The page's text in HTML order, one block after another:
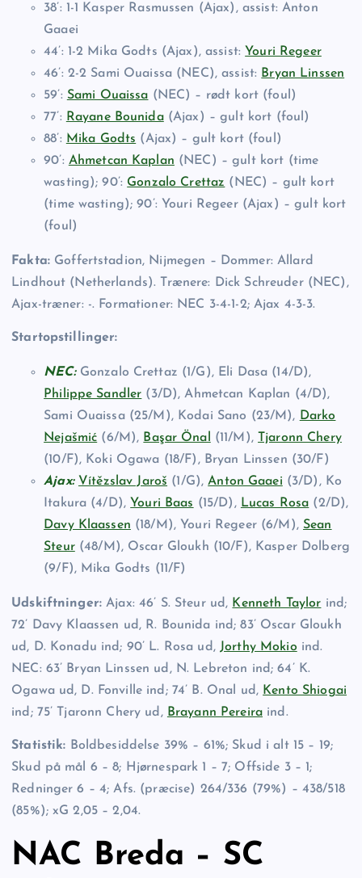
38’: 1-1 Kasper Rasmussen (Ajax), assist: Anton
Gaaei
44’: 1-2 Mika Godts (Ajax), assist: Youri Regeer
46’: 2-2 Sami Ouaissa (NEC), assist: Bryan Linssen
59’: Sami Ouaissa (NEC) – rødt kort (foul)
77’: Rayane Bounida(Ajax) – gult kort (foul)
88’: Mika Godts (Ajax) – gult kort (foul)
90’: Ahmetcan Kaplan (NEC) – gult kort (time
wasting); 90’: Gonzalo Crettaz (NEC) – gult kort
(time wasting); 90’: Youri Regeer (Ajax) – gult kort
(foul)
Fakta:Goffertstadion, Nijmegen – Dommer: Allard
Lindhout (Netherlands). Trænere: Dick Schreuder (NEC),
Ajax-træner: -. Formationer: NEC 3-4-1-2; Ajax 4-3-3.
Startopstillinger:
NEC:Gonzalo Crettaz (1/G), Eli Dasa (14/D),
Philippe Sandler (3/D), Ahmetcan Kaplan (4/D),
Sami Ouaissa (25/M), Kodai Sano (23/M), Darko
Nejašmić (6/M), Başar Önal (11/M),
Tjaronn Chery
(10/F), Koki Ogawa (18/F), Bryan Linssen (30/F)
Ajax: Vítězslav Jaroš (1/G),Anton Gaaei (3/D), Ko
Itakura (4/D), Youri Baas (15/D), Lucas Rosa (2/D),
Davy Klaassen (18/M), Youri Regeer (6/M), Sean
Steur(48/M), Oscar Gloukh (10/F), Kasper Dolberg
(9/F), Mika Godts (11/F)
Udskiftninger: Ajax: 46’ S. Steur ud, Kenneth Taylor ind;
72’ Davy Klaassen ud, R. Bounida ind; 83’ Oscar Gloukh
ud, D. Konadu ind; 90’ L. Rosa ud, Jorthy Mokio ind.
NEC: 63’ Bryan Linssen ud, N. Lebreton ind; 64’ K.
Ogawa ud, D. Fonville ind; 74’ B. Onal ud, Kento Shiogai
ind; 75’ Tjaronn Chery ud, Brayann Pereira ind.
Statistik: Boldbesiddelse 39% – 61%; Skud i alt 15 – 19;
Skud på mål 6 – 8; Hjørnespark 1 – 7; Offside 3 – 1;
Redninger 6 – 4; Afs. (præcise) 264/336 (79%) – 438/518
(85%); xG 2,05 – 2,04.
NAC Breda – SC